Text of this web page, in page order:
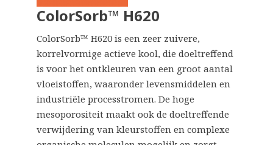
ColorSorb™ H620
ColorSorb™ H620 is een zeer zuivere,
korrelvormige actieve kool, die doeltreffend
is voor het ontkleuren van een groot aantal
vloeistoffen, waaronder levensmiddelen en
industriële processtromen. De hoge
mesoporositeit maakt ook de doeltreffende
verwijdering van kleurstoffen en complexe